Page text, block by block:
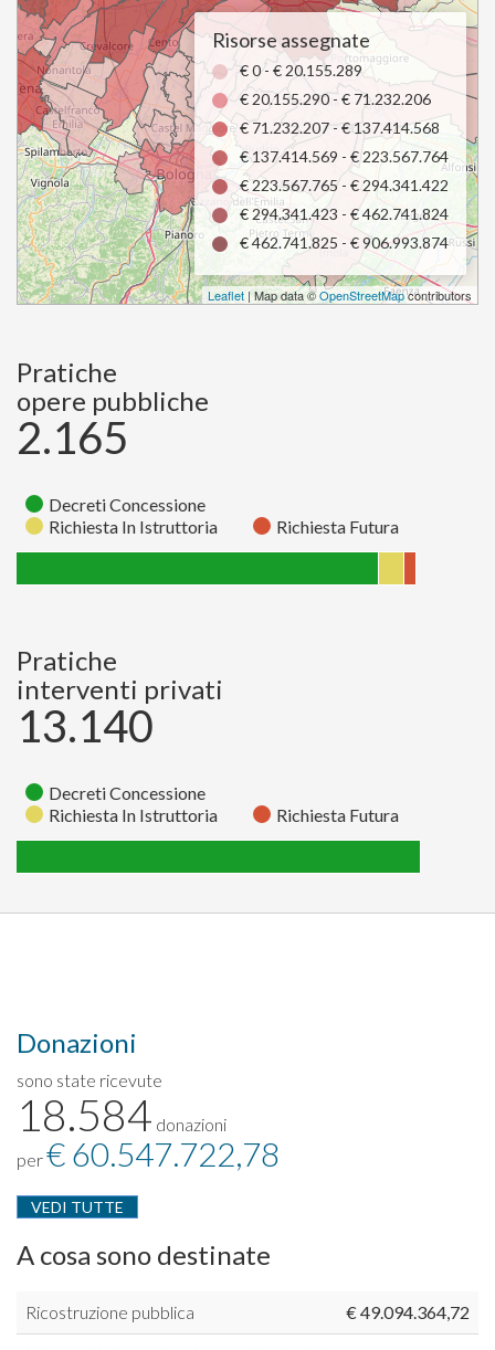
Risorse assegnate
€ 0 - € 20.155.289
€ 20.155.290 - € 71.232.206
€ 71.232.207 - € 137.414.568
€ 137.414.569 - € 223.567.764
€ 223.567.765 - € 294.341.422
€ 294.341.423 - € 462.741.824
€ 462.741.825 - € 906.993.874
Leaflet | Map data ©OpenStreetMapcontributors
Pratiche
opere pubbliche
2.165
Decreti Concessione
Richiesta In Istruttoria
Richiesta Futura
Pratiche 65
Pratiche
interventi privati
13.140
Decreti Concessione
Richiesta In Istruttoria
Richiesta Futura
Stato
In
Donazioni
sono state ricevute
18.584 donazioni
per€ 60.547.722,78
VEDI TUTTE
A cosa sono destinate
Ricostruzione pubblica € 49.094.364,72